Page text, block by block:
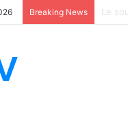
Breaking News Le